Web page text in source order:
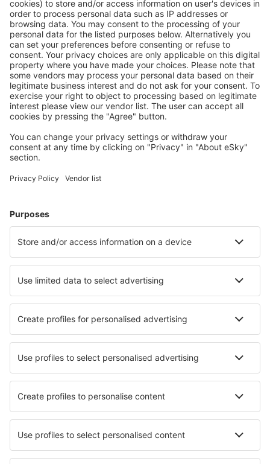
Nabídka dle vašich očekávání.
Pečlivé plánování
Bezproblémová rezervace s možností bezplatného
zrušení.
S námi ušetříte
Atraktivní ceny a speciální nabídky pro přihlášené
uživatele.
Ubytování dle vašeho gusta
apartmánů, chat a dalších.
Hotely na Islandu - Oblíbená města
Hotely v Reykjavíku Hotely in Selfoss Hotely v Akureyri
Hotely in Höfn Hotely in Borgarnes Hotely Kirkjubol
Hotely in Kópavogur Hotely in Nesjavellir
Hotely in Fenghua Hotely in Chambolle-Musigny
Hotely Enkenbach-Alsenborn Hotely in Feves